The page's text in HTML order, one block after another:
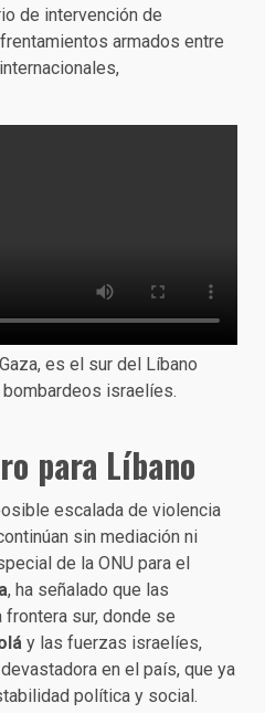
de intervención de
armados entre
es el sur del Líbano
israelíes.
para Líbano
escalada de violencia
sin mediación ni
de la ONU para el
, ha señalado que las
sur, donde se
y las fuerzas israelíes,
en el país, que ya
política y social.